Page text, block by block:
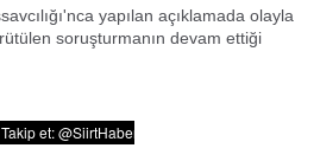
yapılan açıklamada olayla
soruşturmanın devam ettiği